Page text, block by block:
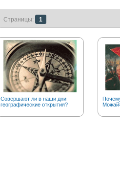
Страницы: 1
Совершают ли в наши дни
географические открытия?